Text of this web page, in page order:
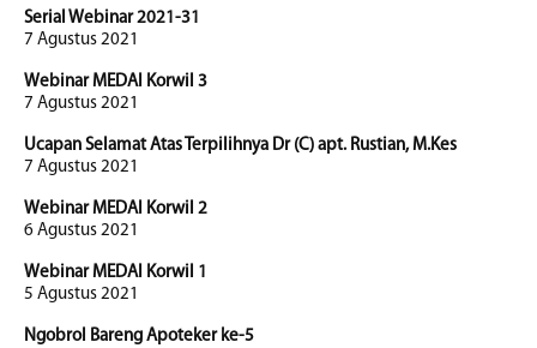
Serial Webinar 2021-31
7 Agustus 2021
Webinar MEDAI Korwil 3
7 Agustus 2021
Ucapan Selamat Atas Terpilihnya Dr (C) apt. Rustian, M.Kes
7 Agustus 2021
Webinar MEDAI Korwil 2
6 Agustus 2021
Webinar MEDAI Korwil 1
5 Agustus 2021
Ngobrol Bareng Apoteker ke-5